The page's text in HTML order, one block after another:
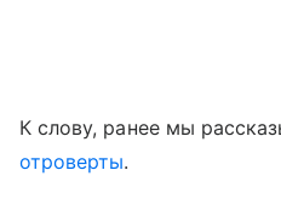
К слову, ранее мы
отроверты.